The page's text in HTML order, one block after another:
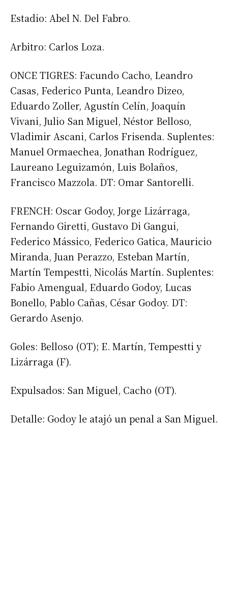
Número de teléfono
Estadio: Abel N. Del Fabro.
Arbitro: Carlos Loza.
ONCE TIGRES: Facundo Cacho, Leandro
Casas, Federico Punta, Leandro Dizeo,
Eduardo Zoller, Agustín Celín, Joaquín
Vivani, Julio San Miguel, Néstor Belloso,
Vladimir Ascani, Carlos Frisenda. Suplentes:
Manuel Ormaechea, Jonathan Rodríguez,
Laureano Leguizamón, Luis Bolaños,
Francisco Mazzola. DT: Omar Santorelli.
FRENCH: Oscar Godoy, Jorge Lizárraga,
Fernando Giretti, Gustavo Di Gangui,
Federico Mássico, Federico Gatica, Mauricio
Miranda, Juan Perazzo, Esteban Martín,
Martín Tempestti, Nicolás Martín. Suplentes:
Fabio Amengual, Eduardo Godoy, Lucas
Bonello, Pablo Cañas, César Godoy. DT:
Gerardo Asenjo.
Goles: Belloso (OT); E. Martín, Tempestti y
Lizárraga (F).
Expulsados: San Miguel, Cacho (OT).
Detalle: Godoy le atajó un penal a San Miguel.